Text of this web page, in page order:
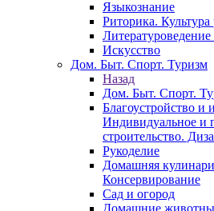
Языкознание
Риторика. Культура
Искусство
Дом. Быт. Спорт. Туризм
Назад
Дом. Быт. Спорт.
Благоустройство и
Индивидуальное и
строительство.
Рукоделие
Домашняя
Консервирование
Сад и огород
Домашние